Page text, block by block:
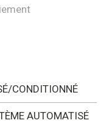
CONDITIONNÉ
AUTOMATISÉ